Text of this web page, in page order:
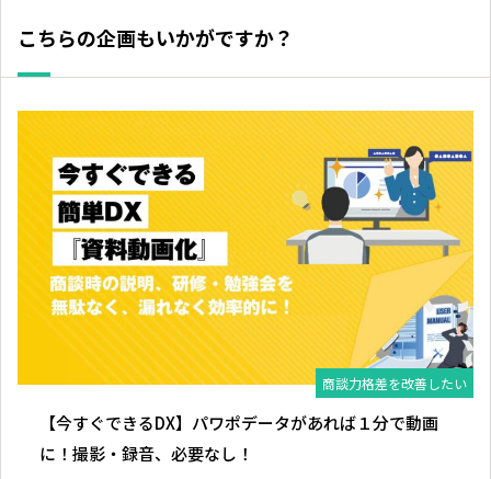
こちらの企画もいかがですか？
商談力格差を改善したい
【今すぐできるDX】パワポデータがあれば１分で動画
に！撮影・録音、必要なし！